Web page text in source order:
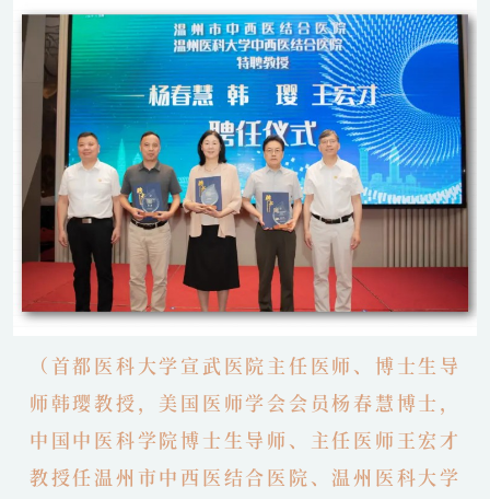
（首都医科大学宣武医院主任医师、博士生导
师韩璎教授，美国医师学会会员杨春慧博士，
中国中医科学院博士生导师、主任医师王宏才
教授任温州市中西医结合医院、温州医科大学